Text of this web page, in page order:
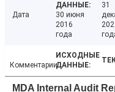
Дата
30 июня
2016
года
31
Комментарии
MDA Internal Audit